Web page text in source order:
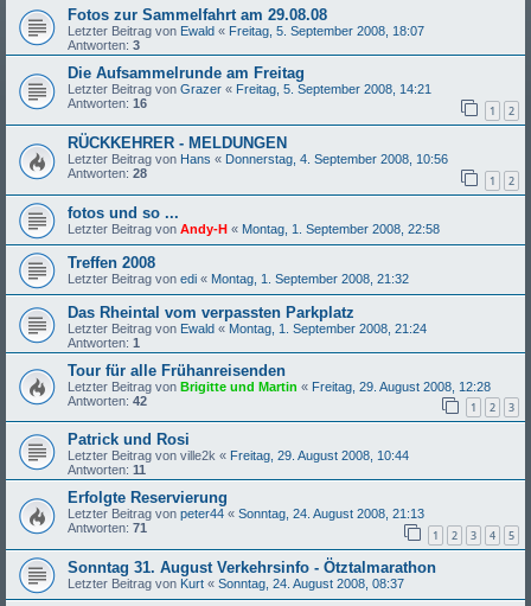
Fotos zur Sammelfahrt am 29.08.08
Letzter Beitrag von Ewald « Freitag, 5. September 2008, 18:07
Antworten: 3
Die Aufsammelrunde am Freitag
Letzter Beitrag von Grazer « Freitag, 5. September 2008, 14:21
Antworten: 16 1 2
RÜCKKEHRER - MELDUNGEN
Letzter Beitrag von Hans « Donnerstag, 4. September 2008, 10:56
Antworten: 28 1 2
fotos und so ...
Letzter Beitrag von Andy-H « Montag, 1. September 2008, 22:58
Treffen 2008
Letzter Beitrag von edi « Montag, 1. September 2008, 21:32
Das Rheintal vom verpassten Parkplatz
Letzter Beitrag von Ewald « Montag, 1. September 2008, 21:24
Antworten: 1
Tour für alle Frühanreisenden
Letzter Beitrag von Brigitte und Martin « Freitag, 29. August 2008, 12:28
Antworten: 42 1 2 3
Patrick und Rosi
Letzter Beitrag von ville2k « Freitag, 29. August 2008, 10:44
Antworten: 11
Erfolgte Reservierung
Letzter Beitrag von peter44 « Sonntag, 24. August 2008, 21:13
Antworten: 71 1 2 3 4 5
Sonntag 31. August Verkehrsinfo - Ötztalmarathon
Letzter Beitrag von Kurt « Sonntag, 24. August 2008, 08:37